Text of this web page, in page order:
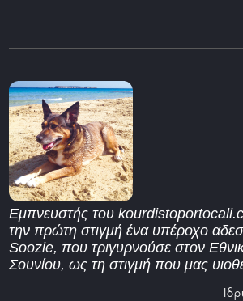
Εμπνευστής του
την πρώτη στιγμή ένα υπέροχο
Soozie, που τριγυρνούσε στον
Σουνίου, ως τη στιγμή που μας